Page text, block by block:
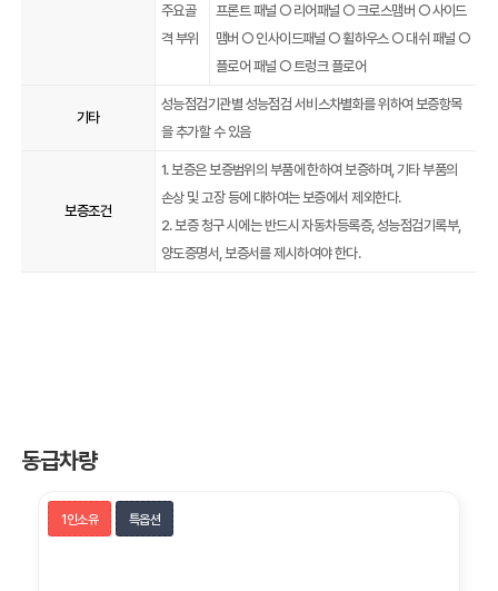
주요골
격 부위
프론트 패널 ○ 리어패널 ○ 크로스맴버 ○ 사이드
맴버 ○ 인사이드패널 ○ 휠하우스 ○ 대쉬 패널 ○
플로어 패널 ○ 트렁크 플로어
기타
성능점검기관별 성능점검 서비스차별화를 위하여 보증항목
을 추가할 수 있음
보증조건
1. 보증은 보증범위의 부품에 한하여 보증하며, 기타 부품의
손상 및 고장 등에 대하여는 보증에서 제외한다.
2. 보증 청구 시에는 반드시 자동차등록증, 성능점검기록부,
양도증명서, 보증서를 제시하여야 한다.
동급차량
1인소유 특옵션